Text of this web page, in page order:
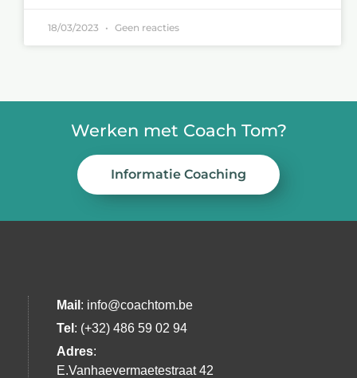
18/03/2023 Geen reacties
Werken met Coach Tom?
Informatie Coaching
Mail : info@coachtom.be
Tel : (+32) 486 59 02 94
Adres:
E.Vanhaevermaetestraat 42